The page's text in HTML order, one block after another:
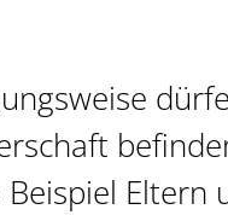
Eltern